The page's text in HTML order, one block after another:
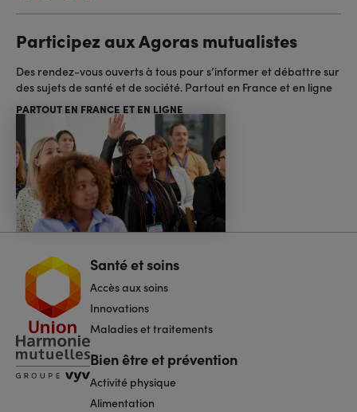
Participez aux Agoras mutualistes
Des rendez-vous ouverts à tous pour s’informer et débattre sur
des sujets de santé et de société. Partout en France et en ligne
PARTOUT EN FRANCE ET EN LIGNE
Navigation
de
page
Santé et soins
Accès aux soins
Innovations
Maladies et traitements
Bien être et prévention
Activité physique
Alimentation